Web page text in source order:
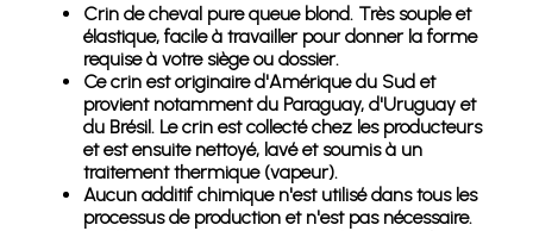
Crin de cheval pure queue blond. Très souple et
élastique, facile à travailler pour donner la forme
requise à votre siège ou dossier.
Ce crin est originaire d'Amérique du Sud et
provient notamment du Paraguay, d'Uruguay et
du Brésil. Le crin est collecté chez les producteurs
et est ensuite nettoyé, lavé et soumis à un
traitement thermique (vapeur).
Aucun additif chimique n'est utilisé dans tous les
processus de production et n'est pas nécessaire.